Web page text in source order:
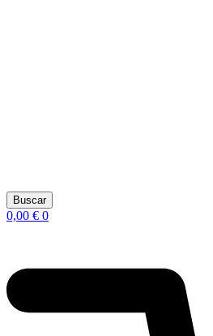
Buscar
0,00 € 0